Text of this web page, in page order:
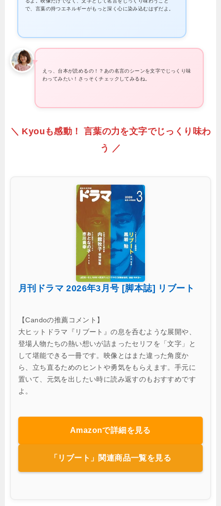
で、言葉の持つエネルギーがもっと深く心に染み込むはずだよ。
えっ、台本が読めるの！？あの名言のシーンを文字でじっくり味
わってみたい！さっそくチェックしてみるね。
＼ Kyouも感動！ 言葉の力を文字でじっくり味わ
う ／
月刊ドラマ 2026年3月号 [脚本誌] リブート
【Candoの推薦コメント】
大ヒットドラマ『リブート』の息を呑むような展開や、
登場人物たちの熱い想いが詰まったセリフを「文字」と
して堪能できる一冊です。映像とはまた違った角度か
ら、立ち直るためのヒントや勇気をもらえます。手元に
置いて、元気を出したい時に読み返すのもおすすめです
よ。
Amazonで詳細を見る
「リブート」関連商品一覧を見る